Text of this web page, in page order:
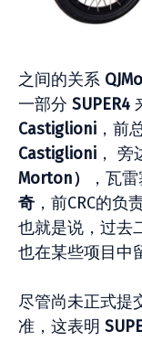
之间的关系
一部分 SUPER4
Castiglioni ，前
Castiglioni ， 旁
Morton）
，瓦
奇 ，前CRC的负
也就是说，过去
也在某些项目中
尽管尚未正式提
准，这表明